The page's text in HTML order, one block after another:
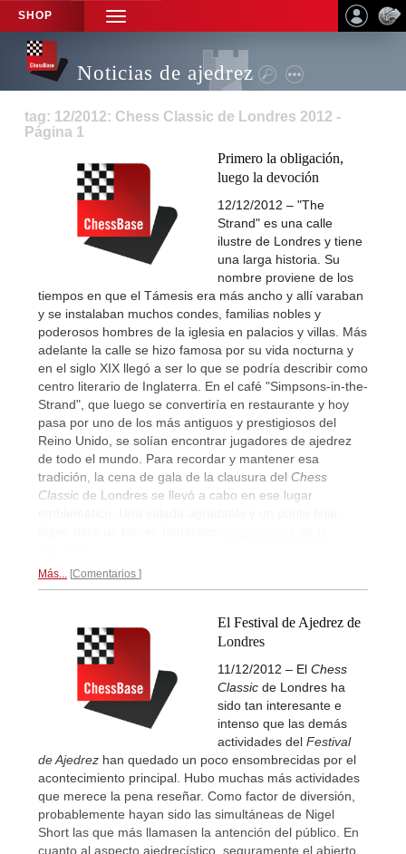
SHOP
TOGGLE
NAVIGATION
Noticias de ajedrez
tag: 12/2012: Chess Classic de Londres 2012 -
Página 1
Primero la obligación,
luego la devoción
12/12/2012 – "The
Strand" es una calle
ilustre de Londres y tiene
una larga historia. Su
nombre proviene de los
tiempos en que el Támesis era más ancho y allí varaban
y se instalaban muchos condes, familias nobles y
poderosos hombres de la iglesia en palacios y villas. Más
adelante la calle se hizo famosa por su vida nocturna y
en el siglo XIX llegó a ser lo que se podría describir como
centro literario de Inglaterra. En el café "Simpsons-in-the-
Strand", que luego se convertiría en restaurante y hoy
pasa por uno de los más antiguos y prestigiosos del
Reino Unido, se solían encontrar jugadores de ajedrez
de todo el mundo. Para recordar y mantener esa
tradición, la cena de gala de la clausura del Chess
Classic de Londres se llevó a cabo en ese lugar
Más... Comentarios
El Festival de Ajedrez de
Londres
11/12/2012 – El Chess
Classic de Londres ha
sido tan interesante e
intenso que las demás
actividades del Festival
de Ajedrez han quedado un poco ensombrecidas por el
acontecimiento principal. Hubo muchas más actividades
que merece la pena reseñar. Como factor de diversión,
probablemente hayan sido las simultáneas de Nigel
Short las que más llamasen la antención del público. En
cuanto al aspecto ajedrecístico, seguramente el abierto